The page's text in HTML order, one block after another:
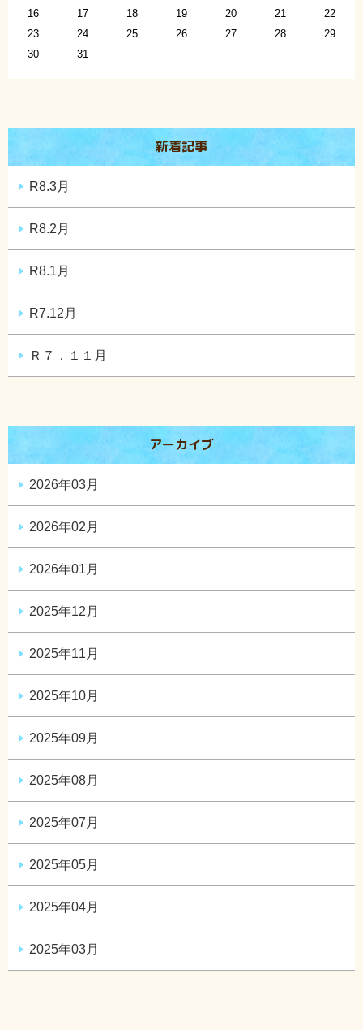
16
17 18 19 20 21
22
23
24 25 26 27 28
29
30
31
新着記事
R8.3月
R8.2月
R8.1月
R7.12月
Ｒ７．１１月
アーカイブ
2026年03月
2026年02月
2026年01月
2025年12月
2025年11月
2025年10月
2025年09月
2025年08月
2025年07月
2025年05月
2025年04月
2025年03月